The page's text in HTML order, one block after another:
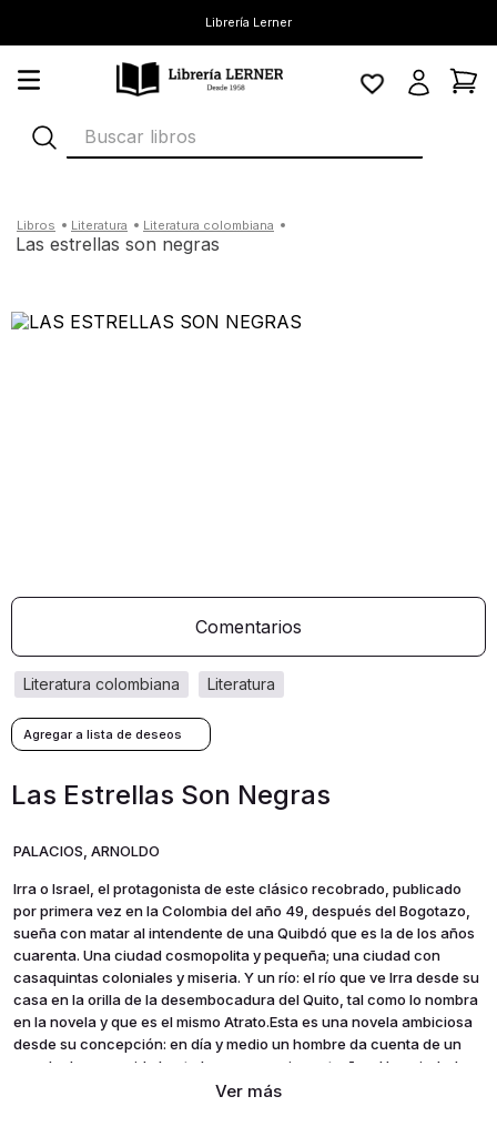
Librería Lerner
Buscar libros
literatura literatura colombiana
las estrellas son negras
Comentarios
literatura
literatura colombiana
Las Estrellas Son Negras
PALACIOS, ARNOLDO
Irra o Israel, el protagonista de este clásico recobrado, publicado
por primera vez en la Colombia del año 49, después del Bogotazo,
sueña con matar al intendente de una Quibdó que es la de los años
cuarenta. Una ciudad cosmopolita y pequeña; una ciudad con
casaquintas coloniales y miseria. Y un río: el río que ve Irra desde su
casa en la orilla de la desembocadura del Quito, tal como lo nombra
en la novela y que es el mismo Atrato.Esta es una novela ambiciosa
desde su concepción: en día y medio un hombre da cuenta de un
mundo desconocido hasta hoy por propios extraños. Una ciudad
construida en la selva. Una sangre que corre por las venas de miles